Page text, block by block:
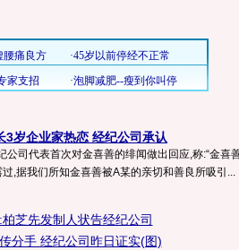
3岁企业家热恋 经纪公司承认
公司代表首次对金喜善的绯闻做出回应,称:“金喜
,据我们所知金喜善被A某的亲切和善良所吸引...
柏芝先发制人状告经纪公司
分手 经纪公司昨日证实(图)